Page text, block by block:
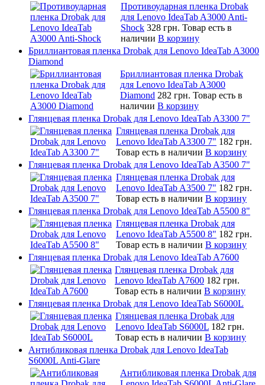
Противоударная пленка Drobak
для Lenovo IdeaTab A3000 Anti-
Shock 328 грн. Товар есть в
наличии В корзину
Бриллиантовая пленка Drobak для Lenovo IdeaTab A3000
Diamond
Бриллиантовая пленка Drobak
для Lenovo IdeaTab A3000
Diamond 282 грн. Товар есть в
наличии В корзину
Глянцевая пленка Drobak для Lenovo IdeaTab A3300 7"
Глянцевая пленка Drobak для
Lenovo IdeaTab A3300 7" 182 грн.
Товар есть в наличии В корзину
Глянцевая пленка Drobak для Lenovo IdeaTab A3500 7"
Глянцевая пленка Drobak для
Lenovo IdeaTab A3500 7" 182 грн.
Товар есть в наличии В корзину
Глянцевая пленка Drobak для Lenovo IdeaTab A5500 8"
Глянцевая пленка Drobak для
Lenovo IdeaTab A5500 8" 182 грн.
Товар есть в наличии В корзину
Глянцевая пленка Drobak для Lenovo IdeaTab A7600
Глянцевая пленка Drobak для
Lenovo IdeaTab A7600 182 грн.
Товар есть в наличии В корзину
Глянцевая пленка Drobak для Lenovo IdeaTab S6000L
Глянцевая пленка Drobak для
Lenovo IdeaTab S6000L 182 грн.
Товар есть в наличии В корзину
Антибликовая пленка Drobak для Lenovo IdeaTab
S6000L Anti-Glare
Антибликовая пленка Drobak для